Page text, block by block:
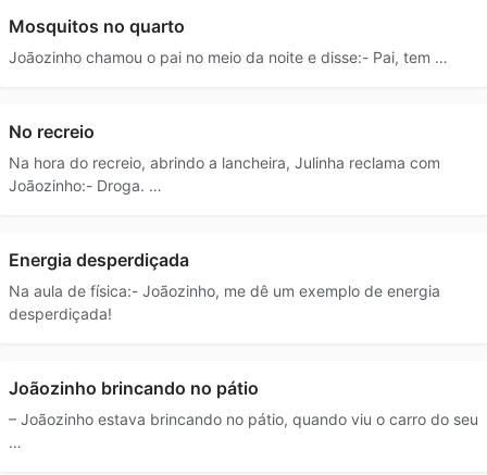
Mosquitos no quarto
Joãozinho chamou o pai no meio da noite e disse:- Pai, tem …
No recreio
Na hora do recreio, abrindo a lancheira, Julinha reclama com
Joãozinho:- Droga. …
Energia desperdiçada
Na aula de física:- Joãozinho, me dê um exemplo de energia
desperdiçada!
Joãozinho brincando no pátio
– Joãozinho estava brincando no pátio, quando viu o carro do seu
…